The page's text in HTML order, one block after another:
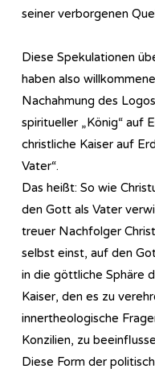
seiner verborgenen
Diese Spekulationen
haben also
Nachahmung des
spiritueller „König“ auf
christliche Kaiser auf
Vater“.
Das heißt: So wie
den Gott als Vater
treuer Nachfolger
selbst einst, auf den
in die göttliche Sphäre
Kaiser, den es zu
innertheologische
Konzilien, zu
Diese Form der